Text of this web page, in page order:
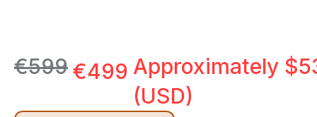
€599€499 Approximately $
(USD)